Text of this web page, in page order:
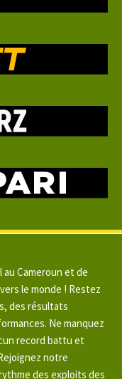
Cameroun et de
le monde ! Restez
des résultats
Ne manquez
record battu et
notre
des exploits des